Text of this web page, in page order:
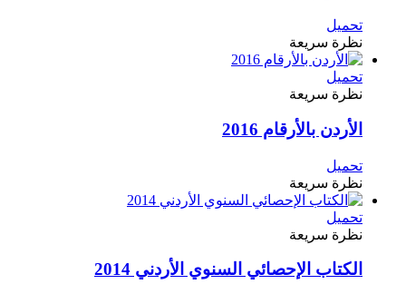
تحميل
نظرة سريعة
تحميل
نظرة سريعة
الأردن بالأرقام 2016
تحميل
نظرة سريعة
تحميل
نظرة سريعة
الكتاب الإحصائي السنوي الأردني 2014